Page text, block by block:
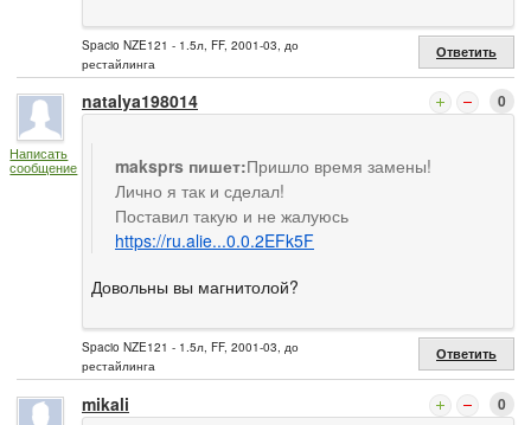
Spacio NZE121 - 1.5л, FF, 2001-03, до
рестайлинга
Ответить
Написать
сообщение
natalya198014 0
maksprs пишет:Пришло время замены!
Лично я так и сделал!
Поставил такую и не жалуюсь
https://ru.alie...0.0.2EFk5F
Довольны вы магнитолой?
Spacio NZE121 - 1.5л, FF, 2001-03, до
рестайлинга
Ответить
mikali 0